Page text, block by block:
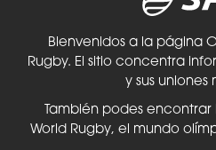
Bienvenidos a la página
Rugby. El sitio concentra
y sus uniones
También podes encontrar
World Rugby, el mundo